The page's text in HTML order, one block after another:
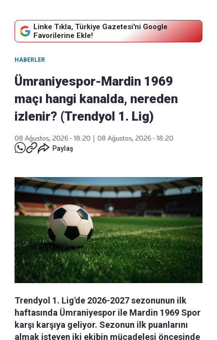
Linke Tıkla, Türkiye Gazetesi'ni Google
Favorilerine Ekle!
HABERLER
Ümraniyespor-Mardin 1969
maçı hangi kanalda, nereden
izlenir? (Trendyol 1. Lig)
08 Ağustos, 2026 - 18:20
08 Ağustos, 2026 - 18:20
Paylaş
Trendyol 1. Lig'de 2026-2027 sezonunun ilk
haftasında Ümraniyespor ile Mardin 1969 Spor
karşı karşıya geliyor. Sezonun ilk puanlarını
almak isteyen iki ekibin mücadelesi öncesinde